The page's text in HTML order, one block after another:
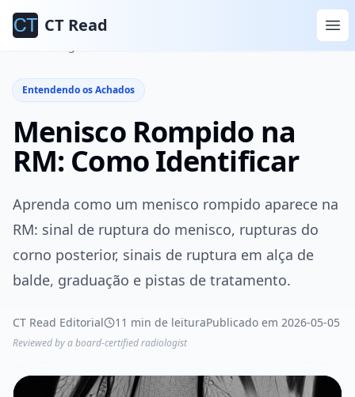
CT Read
Entendendo os Achados
Menisco Rompido na
RM: Como Identificar
Aprenda como um menisco rompido aparece na
RM: sinal de ruptura do menisco, rupturas do
corno posterior, sinais de ruptura em alça de
balde, graduação e pistas de tratamento.
CT Read Editorial 11 min de leituraPublicado em 2026-05-05
Reviewed by a board-certified radiologist